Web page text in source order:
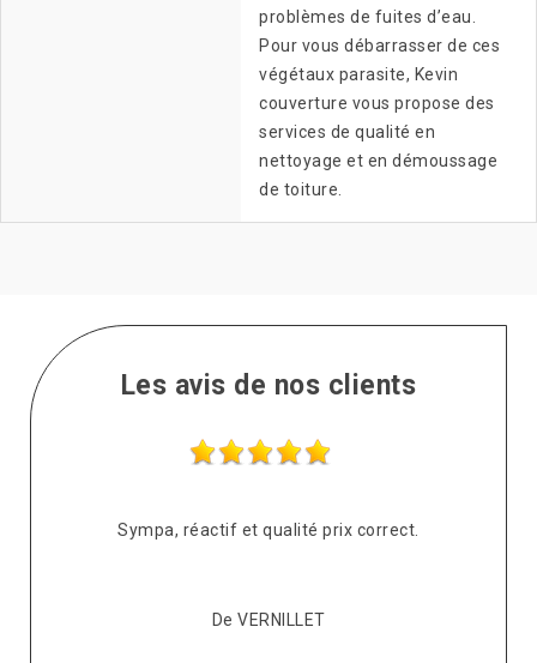
problèmes de fuites d’eau.
Pour vous débarrasser de ces
végétaux parasite, Kevin
couverture vous propose des
services de qualité en
nettoyage et en démoussage
de toiture.
Les avis de nos clients
Sympa, réactif et qualité prix correct.
De VERNILLET